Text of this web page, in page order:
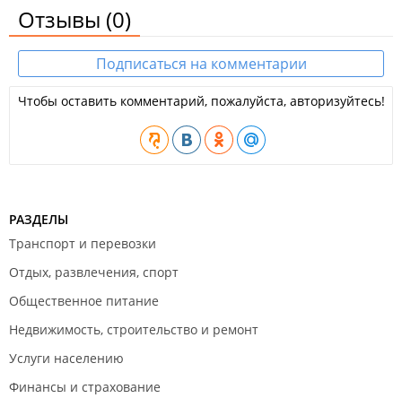
Отзывы (0)
Подписаться на комментарии
Чтобы оставить комментарий, пожалуйста, авторизуйтесь!
РАЗДЕЛЫ
Транспорт и перевозки
Отдых, развлечения, спорт
Общественное питание
Недвижимость, строительство и ремонт
Услуги населению
Финансы и страхование